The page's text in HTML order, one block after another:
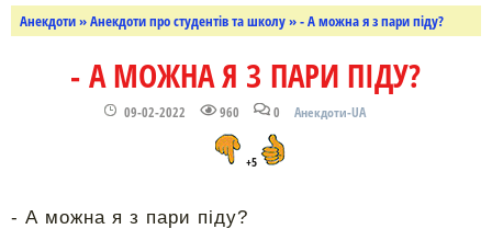
Анекдоти»Анекдоти про студентів та школу» - А можна я з пари піду?
- А МОЖНА Я З ПАРИ ПІДУ?
09-02-2022 960 0 Анекдоти-UA
+5
- А можна я з пари піду?